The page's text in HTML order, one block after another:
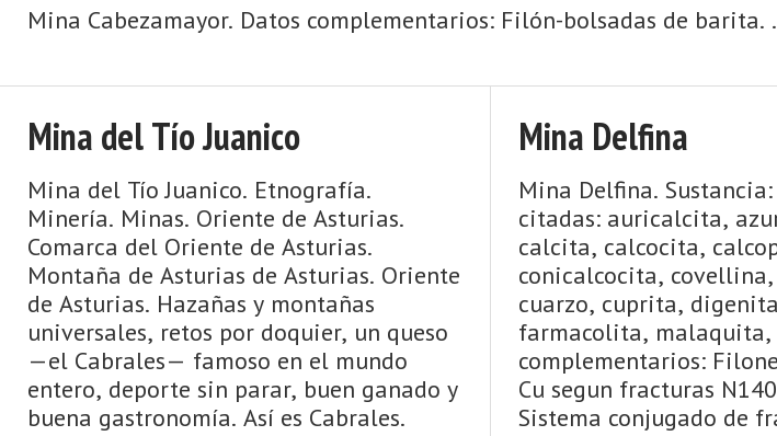
Mina Cabezamayor. Datos complementarios: Filón-bolsadas de barita.
Mina del Tío Juanico
Mina del Tío Juanico. Etnografía.
Minería. Minas. Oriente de Asturias.
Comarca del Oriente de Asturias.
Montaña de Asturias de Asturias. Oriente
de Asturias. Hazañas y montañas
universales, retos por doquier, un queso
—el Cabrales— famoso en el mundo
entero, deporte sin parar, buen ganado y
buena gastronomía. Así es Cabrales.
Mina Delfina
Mina Delfina. Sustancia:
citadas: auricalcita,
calcita, calcocita,
conicalcocita,
cuarzo, cuprita,
farmacolita,
complementarios:
Cu segun fracturas
Sistema conjugado de